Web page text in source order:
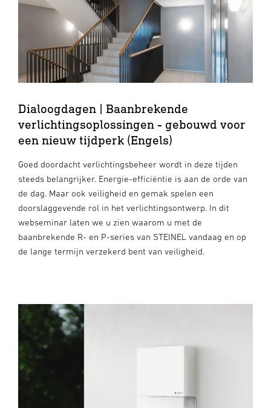
Dialoogdagen | Baanbrekende
verlichtingsoplossingen - gebouwd voor
een nieuw tijdperk (Engels)
Goed doordacht verlichtingsbeheer wordt in deze tijden
steeds belangrijker. Energie-efficiëntie is aan de orde van
de dag. Maar ook veiligheid en gemak spelen een
doorslaggevende rol in het verlichtingsontwerp. In dit
webseminar laten we u zien waarom u met de
baanbrekende R- en P-series van STEINEL vandaag en op
de lange termijn verzekerd bent van veiligheid.